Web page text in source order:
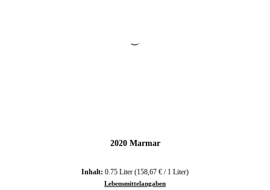
2020 Marmar
Inhalt: 0.75 Liter (158,67 € / 1 Liter)
Lebensmittelangaben